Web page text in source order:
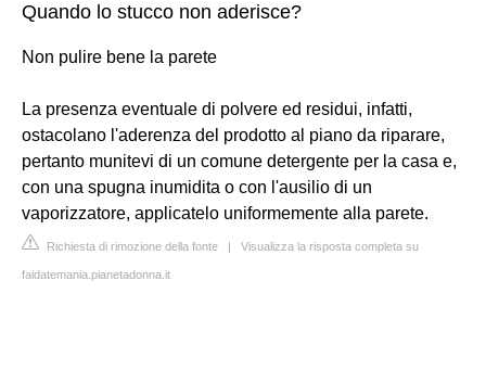
Quando lo stucco non aderisce?
Non pulire bene la parete
La presenza eventuale di polvere ed residui, infatti,
ostacolano l'aderenza del prodotto al piano da riparare,
pertanto munitevi di un comune detergente per la casa e,
con una spugna inumidita o con l'ausilio di un
vaporizzatore, applicatelo uniformemente alla parete.
Richiesta di rimozione della fonte | Visualizza la risposta completa su
faidatemania.pianetadonna.it